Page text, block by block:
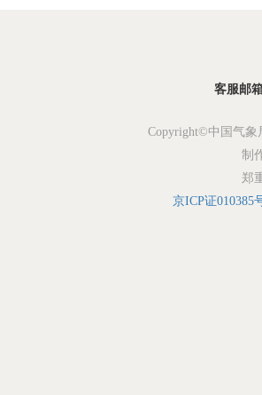
客服邮
Copyright©中国气象
制
郑
京ICP证010385